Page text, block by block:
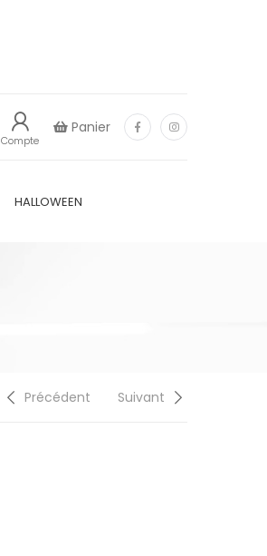
Compte
Panier
HALLOWEEN
Précédent Suivant